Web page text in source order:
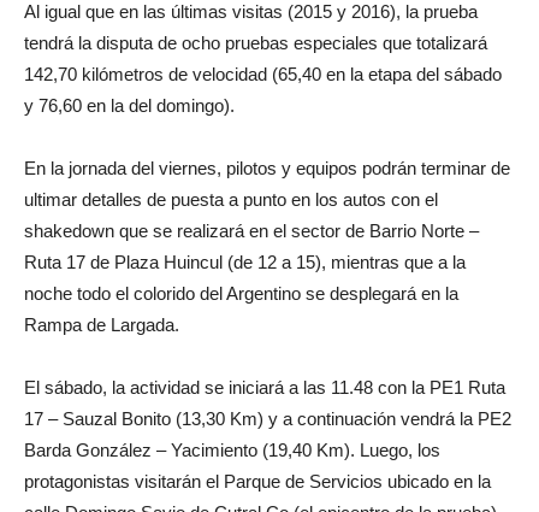
Al igual que en las últimas visitas (2015 y 2016), la prueba
tendrá la disputa de ocho pruebas especiales que totalizará
142,70 kilómetros de velocidad (65,40 en la etapa del sábado
y 76,60 en la del domingo).
En la jornada del viernes, pilotos y equipos podrán terminar de
ultimar detalles de puesta a punto en los autos con el
shakedown que se realizará en el sector de Barrio Norte –
Ruta 17 de Plaza Huincul (de 12 a 15), mientras que a la
noche todo el colorido del Argentino se desplegará en la
Rampa de Largada.
El sábado, la actividad se iniciará a las 11.48 con la PE1 Ruta
17 – Sauzal Bonito (13,30 Km) y a continuación vendrá la PE2
Barda González – Yacimiento (19,40 Km). Luego, los
protagonistas visitarán el Parque de Servicios ubicado en la